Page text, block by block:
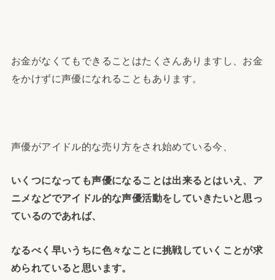
お金がなくてもできることはたくさんありますし、お金
をかけずに声優になれることもあります。
声優がアイドル的な売り方をされ始めている今、
いくつになっても声優になることは出来るとはいえ、ア
ニメなどでアイドル的な声優活動をしていきたいと思っ
ているのであれば、
なるべく早いうちに色々なことに挑戦していくことが求
められていると思います。